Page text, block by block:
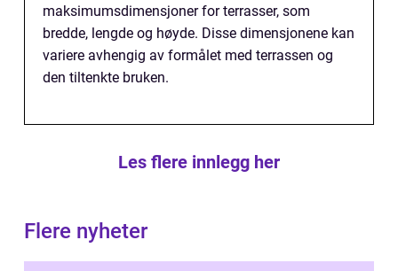
maksimumsdimensjoner for terrasser, som
bredde, lengde og høyde. Disse dimensjonene kan
variere avhengig av formålet med terrassen og
den tiltenkte bruken.
Les flere innlegg her
Flere nyheter